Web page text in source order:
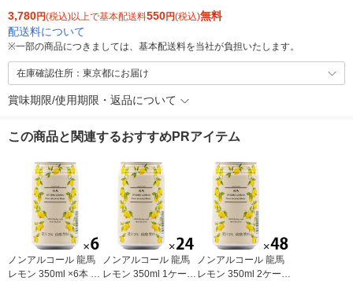
3,780円(税込)以上で基本配送料550円(税込)無料
配送料について
※一部の商品につきましては、基本配送料を当社が負担いたします。
在庫確認住所：東京都にお届け
賞味期限/使用期限・返品について
この商品と関連するおすすめPRアイテム
ノンアルコール 龍馬
レモン 350ml ×6本 日
ノンアルコール 龍馬
レモン 350ml 1ケース
ノンアルコール 龍馬
レモン 350ml 2ケース